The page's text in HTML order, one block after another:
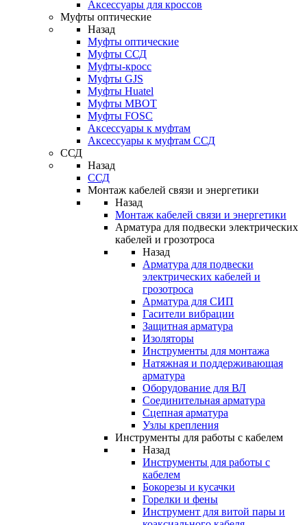
Аксессуары для кроссов
Муфты оптические
Назад
Муфты оптические
Муфты ССД
Муфты-кросс
Муфты GJS
Муфты Huatel
Муфты МВОТ
Муфты FOSC
Аксессуары к муфтам
Аксессуары к муфтам ССД
ССД
Назад
ССД
Монтаж кабелей связи и энергетики
Назад
Монтаж кабелей связи и энергетики
Арматура для подвески электрических
кабелей и грозотроса
Назад
Арматура для подвески
электрических кабелей и
грозотроса
Арматура для СИП
Гасители вибрации
Защитная арматура
Изоляторы
Инструменты для монтажа
Натяжная и поддерживающая
арматура
Оборудование для ВЛ
Соединительная арматура
Сцепная арматура
Узлы крепления
Инструменты для работы с кабелем
Назад
Инструменты для работы с
кабелем
Бокорезы и кусачки
Горелки и фены
Инструмент для витой пары и